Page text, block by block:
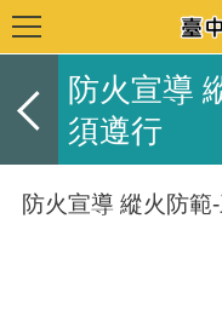
防火宣導
須遵行
防火宣導 縱火防範